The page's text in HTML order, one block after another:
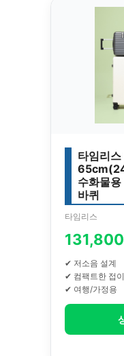
타임리
수화물
바퀴
타임리스
✔ 저소음 설계
✔ 컴팩트한 접
✔ 여행/가정용